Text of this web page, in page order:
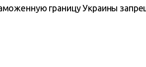
границу Украины